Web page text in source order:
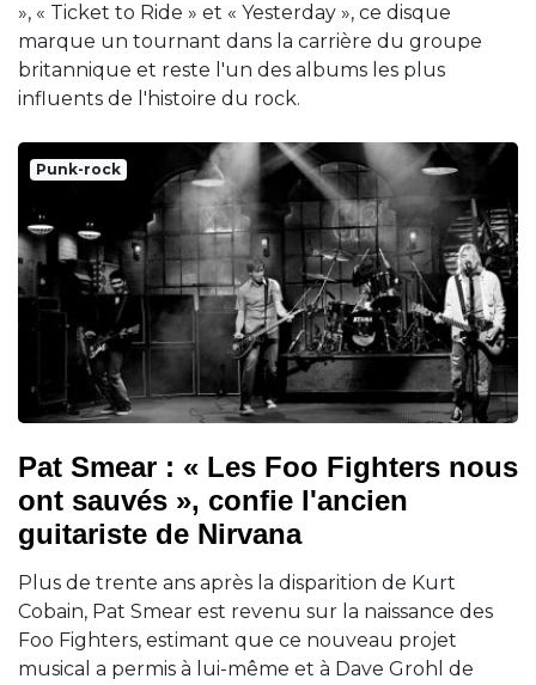
», « Ticket to Ride » et « Yesterday », ce disque
marque un tournant dans la carrière du groupe
britannique et reste l'un des albums les plus
influents de l'histoire du rock.
Punk-rock
Pat Smear : « Les Foo Fighters nous
ont sauvés », confie l'ancien
guitariste de Nirvana
Plus de trente ans après la disparition de Kurt
Cobain, Pat Smear est revenu sur la naissance des
Foo Fighters, estimant que ce nouveau projet
musical a permis à lui-même et à Dave Grohl de